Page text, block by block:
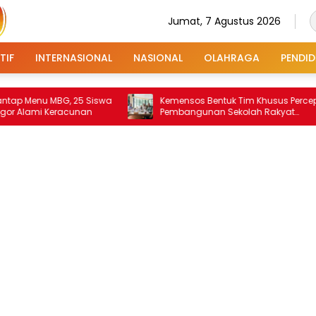
Jumat, 7 Agustus 2026
INTERNASIONAL NASIONAL OLAHRAGA
MBG, 25 Siswa
Keracunan
Kemensos Bentuk Tim Khusus Percepat
Pembangunan Sekolah Rakyat
Permanen